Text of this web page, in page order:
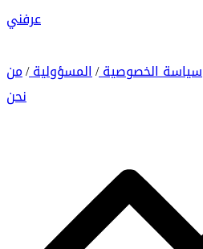
عرفني
سياسة الخصوصية/ المسؤولية/ من
نحن